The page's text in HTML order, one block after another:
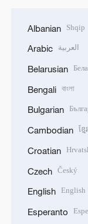
Albanian Shqip
Arabic العربية
Belarusian
Bengali বাংলা
Bulgarian
Cambodian ខ្មែរ
Croatian
Czech Český
English English
Esperanto